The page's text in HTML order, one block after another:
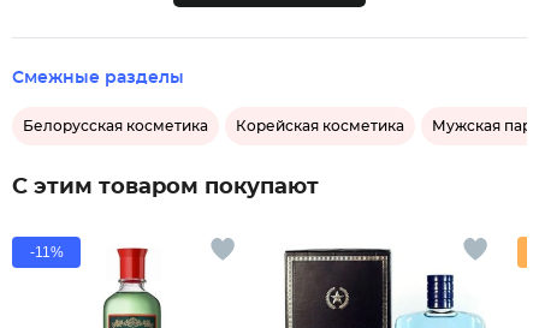
Смежные разделы
Белорусская косметика Корейская косметика Мужская
С этим товаром покупают
-11%